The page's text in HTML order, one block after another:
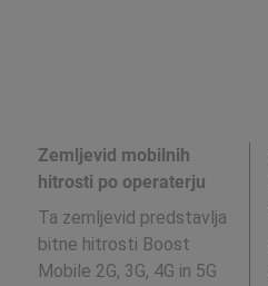
Zemljevid mobilnih
hitrosti po operaterju
Ta zemljevid predstavlja
bitne hitrosti Boost
Mobile 2G, 3G, 4G in 5G